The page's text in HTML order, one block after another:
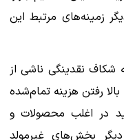
زمینه‌های مرتبط این
شکاف نقدینگی ناشی از
رفتن هزینه تمام‌شده
در اغلب محصولات و
بخش‌های غیرمولد